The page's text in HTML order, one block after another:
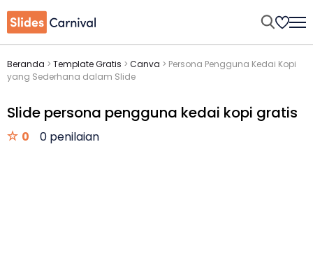
Beranda > Template Gratis > Canva > Persona Pengguna Kedai Kopi
yang Sederhana dalam Slide
Slide persona pengguna kedai kopi gratis
0 0 penilaian